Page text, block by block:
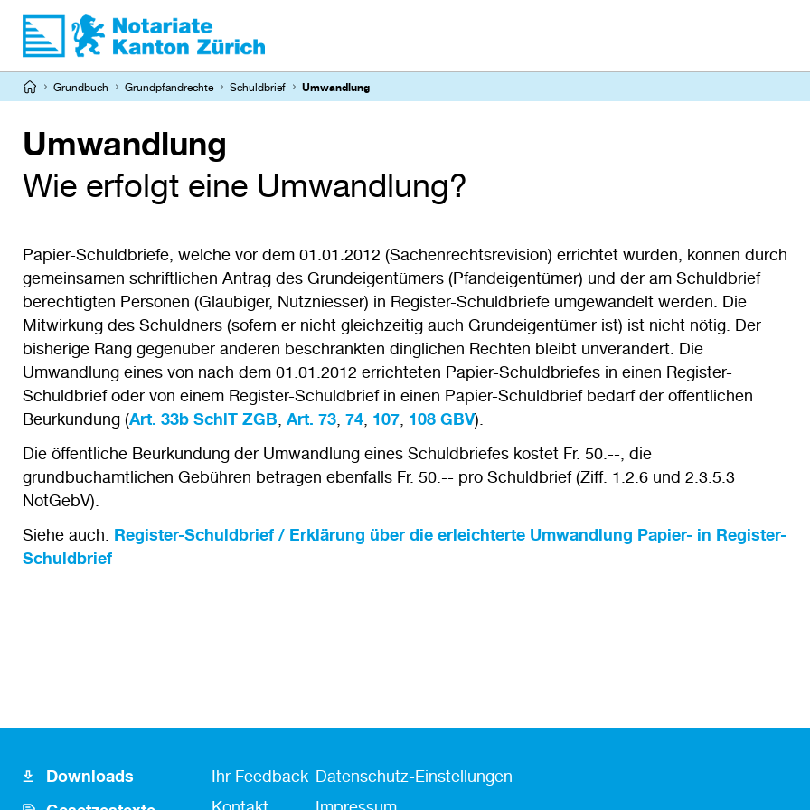
Direkt
zum
Inhalt
Pfadnavigation
Grundbuch Grundpfandrechte Schuldbrief Umwandlung
Umwandlung
Wie erfolgt eine Umwandlung?
Papier-Schuldbriefe, welche vor dem 01.01.2012 (Sachenrechtsrevision) errichtet wurden, können durch
gemeinsamen schriftlichen Antrag des Grundeigentümers (Pfandeigentümer) und der am Schuldbrief
berechtigten Personen (Gläubiger, Nutzniesser) in Register-Schuldbriefe umgewandelt werden. Die
Mitwirkung des Schuldners (sofern er nicht gleichzeitig auch Grundeigentümer ist) ist nicht nötig. Der
bisherige Rang gegenüber anderen beschränkten dinglichen Rechten bleibt unverändert. Die
Umwandlung eines von nach dem 01.01.2012 errichteten Papier-Schuldbriefes in einen Register-
Schuldbrief oder von einem Register-Schuldbrief in einen Papier-Schuldbrief bedarf der öffentlichen
Beurkundung (Art. 33b SchlT ZGB Art. 73 74 107 108 GBV).
Die öffentliche Beurkundung der Umwandlung eines Schuldbriefes kostet Fr. 50.--, die
grundbuchamtlichen Gebühren betragen ebenfalls Fr. 50.-- pro Schuldbrief (Ziff. 1.2.6 und 2.3.5.3
NotGebV).
Siehe auch: Register-Schuldbrief / Erklärung über die erleichterte Umwandlung Papier- in Register-
Schuldbrief
Footer
Icon
Downloads
Fusszeile
Kontakt
Ihr Feedback Fußzeile
Datenschutz-Einstellungen